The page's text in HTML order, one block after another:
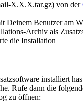
X.X.X.tar.gz) von der
Deinem Benutzer am
Archiv als
die Installation
installiert
Rufe dann die
zu öffnen: